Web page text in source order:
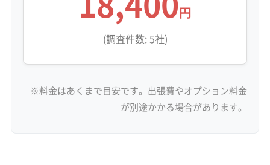
円
(調査件数: 5社)
※料金はあくまで目安です。出張費やオプション料金
が別途かかる場合があります。